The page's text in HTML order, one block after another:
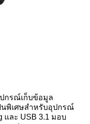
กรณ์เก็บข้อมูล
นพิเศษสำหรับอุปกรณ์
ละ USB 3.1 มอบ